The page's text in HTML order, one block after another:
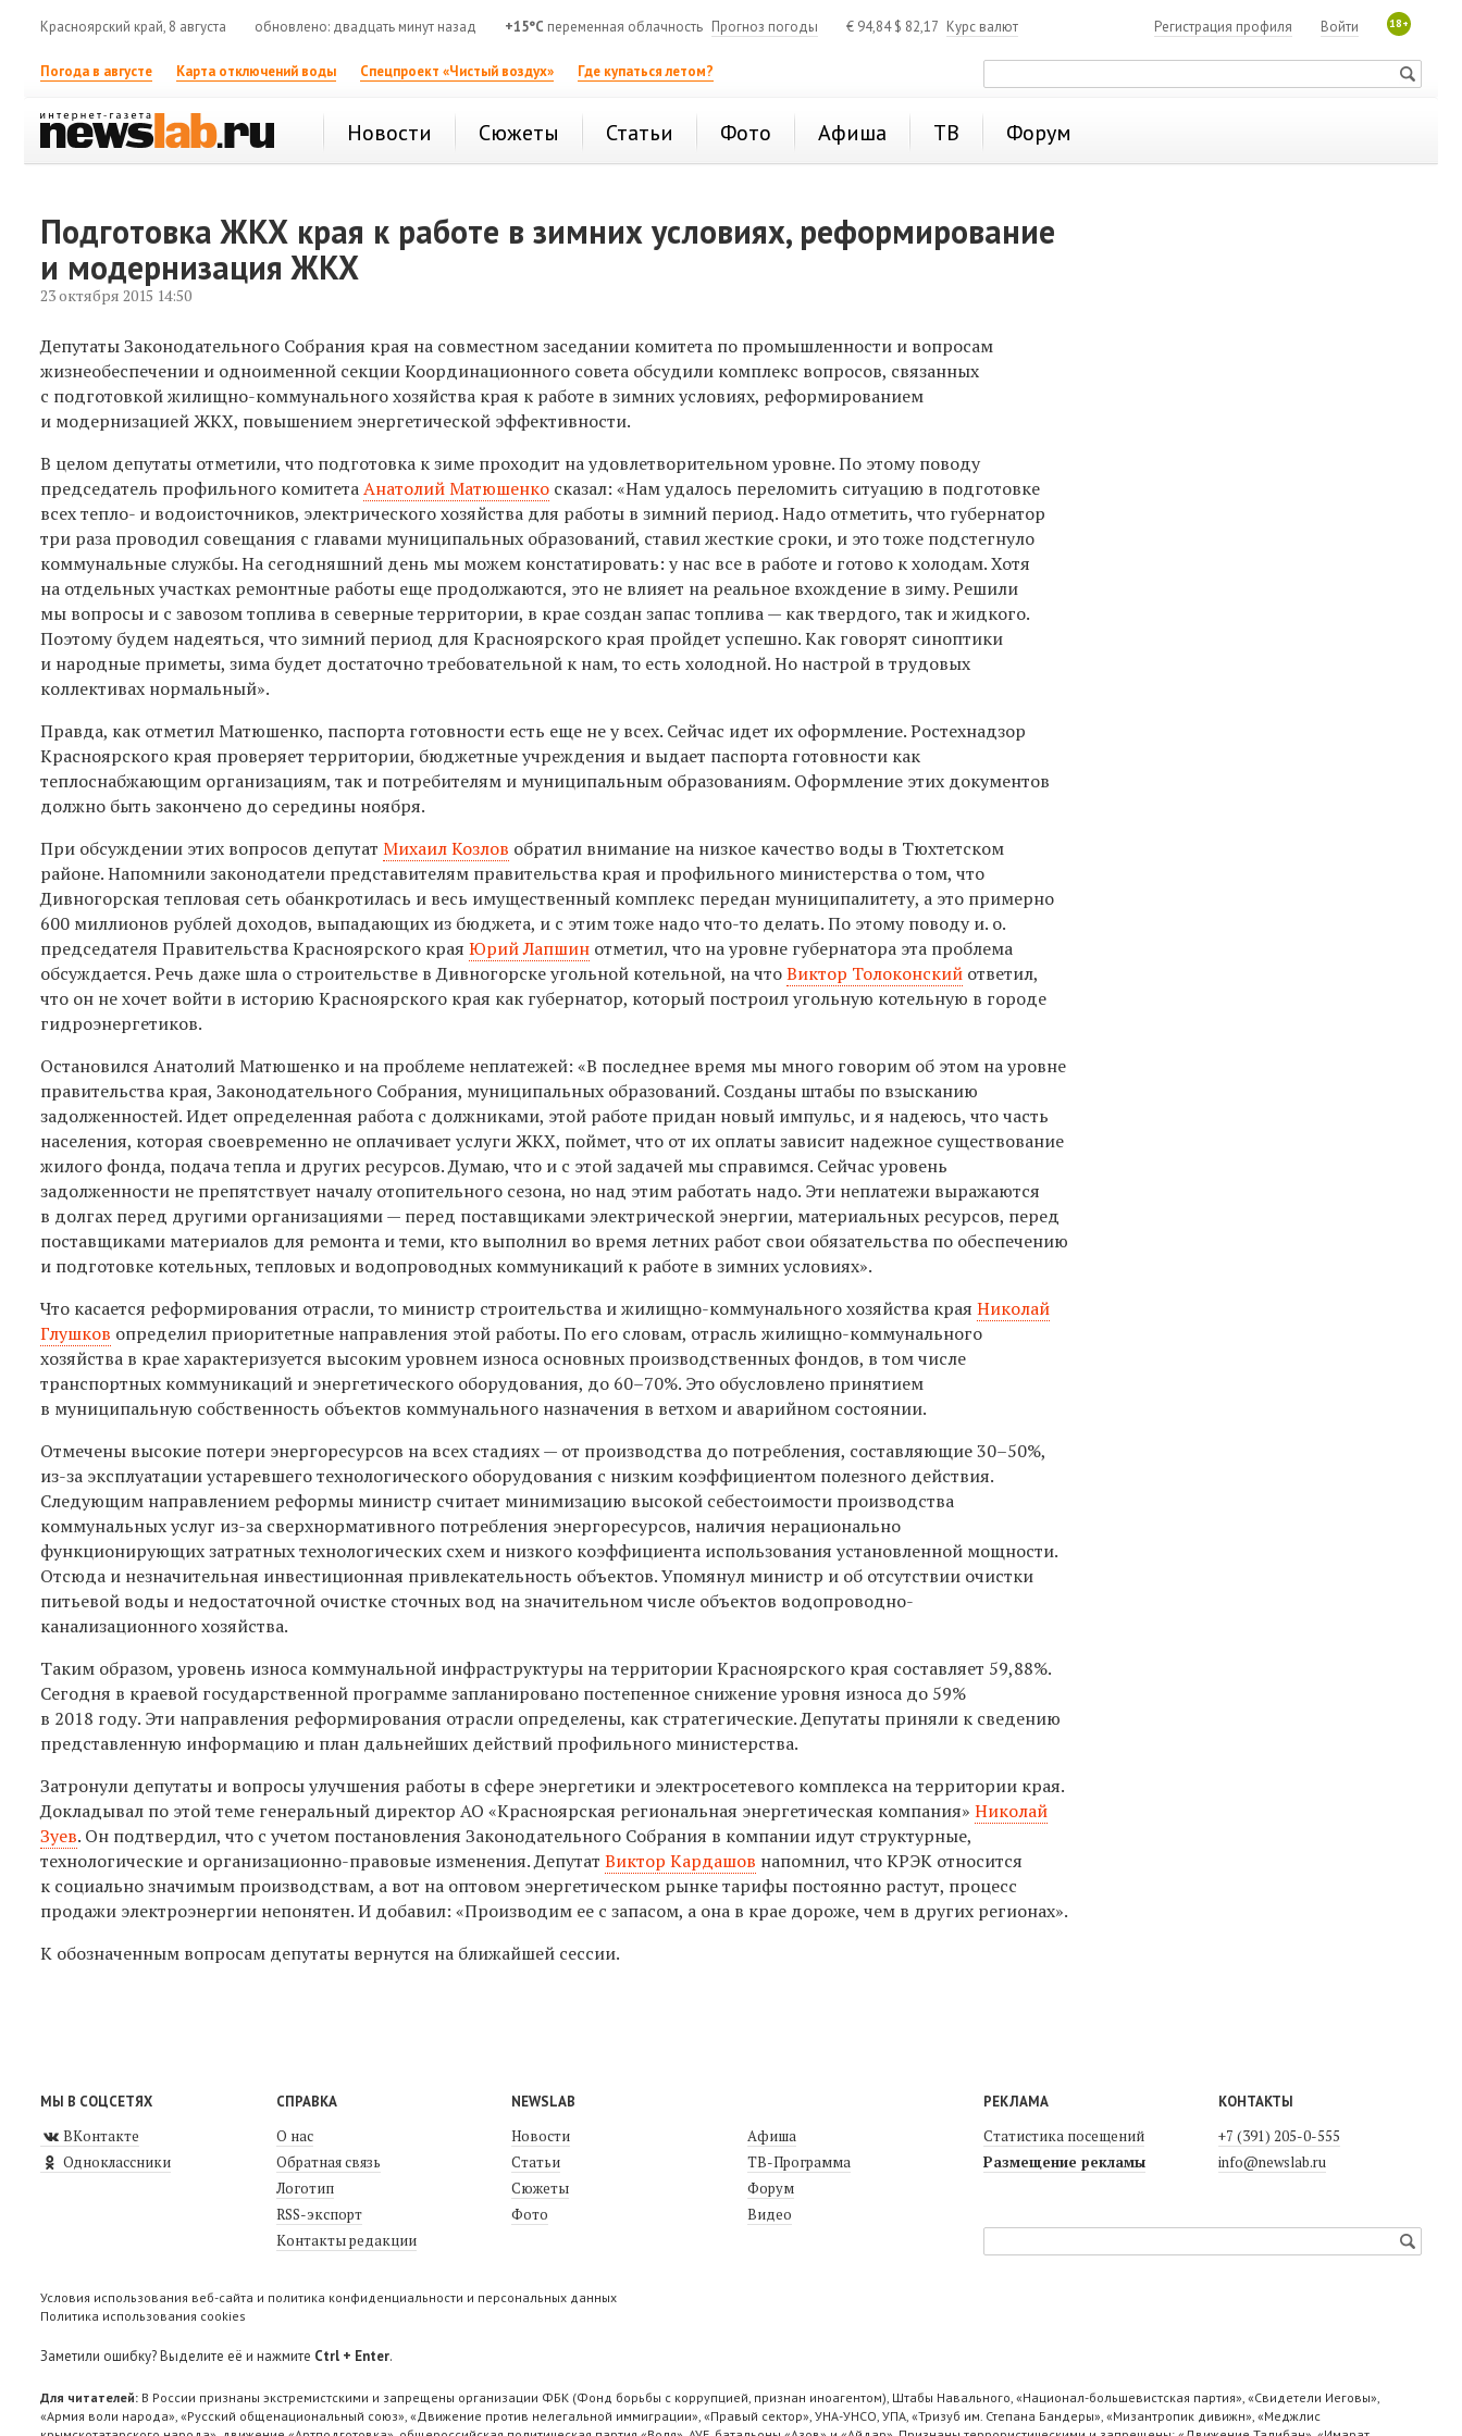
Красноярский край, 8 августа обновлено: двадцать минут назад +15°C переменная облачность Прогноз погоды € 94,84$ 82,17 Курс валют 18+
Войти
Регистрация профиля
Погода в августе Карта отключений воды Спецпроект «Чистый воздух» Где купаться летом?
Новости Сюжеты Статьи Фото Афиша ТВ Форум
Подготовка ЖКХ края к работе в зимних условиях, реформирование
и модернизация ЖКХ
23 октября 2015 14:50
Депутаты Законодательного Собрания края на совместном заседании комитета по промышленности и вопросам
жизнеобеспечении и одноименной секции Координационного совета обсудили комплекс вопросов, связанных
с подготовкой жилищно-коммунального хозяйства края к работе в зимних условиях, реформированием
и модернизацией ЖКХ, повышением энергетической эффективности.
В целом депутаты отметили, что подготовка к зиме проходит на удовлетворительном уровне. По этому поводу
председатель профильного комитетаАнатолий Матюшенко сказал: «Нам удалось переломить ситуацию в подготовке
всех тепло- и водоисточников, электрического хозяйства для работы в зимний период. Надо отметить, что губернатор
три раза проводил совещания с главами муниципальных образований, ставил жесткие сроки, и это тоже подстегнуло
коммунальные службы. На сегодняшний день мы можем констатировать: у нас все в работе и готово к холодам. Хотя
на отдельных участках ремонтные работы еще продолжаются, это не влияет на реальное вхождение в зиму. Решили
мы вопросы и с завозом топлива в северные территории, в крае создан запас топлива — как твердого, так и жидкого.
Поэтому будем надеяться, что зимний период для Красноярского края пройдет успешно. Как говорят синоптики
и народные приметы, зима будет достаточно требовательной к нам, то есть холодной. Но настрой в трудовых
коллективах нормальный».
Правда, как отметил Матюшенко, паспорта готовности есть еще не у всех. Сейчас идет их оформление. Ростехнадзор
Красноярского края проверяет территории, бюджетные учреждения и выдает паспорта готовности как
теплоснабжающим организациям, так и потребителям и муниципальным образованиям. Оформление этих документов
должно быть закончено до середины ноября.
При обсуждении этих вопросов депутат Михаил Козлов обратил внимание на низкое качество воды в Тюхтетском
районе. Напомнили законодатели представителям правительства края и профильного министерства о том, что
Дивногорская тепловая сеть обанкротилась и весь имущественный комплекс передан муниципалитету, а это примерно
600 миллионов рублей доходов, выпадающих из бюджета, и с этим тоже надо что-то делать. По этому поводу и. о.
председателя Правительства Красноярского края Юрий Лапшин отметил, что на уровне губернатора эта проблема
обсуждается. Речь даже шла о строительстве в Дивногорске угольной котельной, на чтоВиктор Толоконский ответил,
что он не хочет войти в историю Красноярского края как губернатор, который построил угольную котельную в городе
гидроэнергетиков.
Остановился Анатолий Матюшенко и на проблеме неплатежей: «В последнее время мы много говорим об этом на уровне
правительства края, Законодательного Собрания, муниципальных образований. Созданы штабы по взысканию
задолженностей. Идет определенная работа с должниками, этой работе придан новый импульс, и я надеюсь, что часть
населения, которая своевременно не оплачивает услуги ЖКХ, поймет, что от их оплаты зависит надежное существование
жилого фонда, подача тепла и других ресурсов. Думаю, что и с этой задачей мы справимся. Сейчас уровень
задолженности не препятствует началу отопительного сезона, но над этим работать надо. Эти неплатежи выражаются
в долгах перед другими организациями — перед поставщиками электрической энергии, материальных ресурсов, перед
поставщиками материалов для ремонта и теми, кто выполнил во время летних работ свои обязательства по обеспечению
и подготовке котельных, тепловых и водопроводных коммуникаций к работе в зимних условиях».
Что касается реформирования отрасли, то министр строительства и жилищно-коммунального хозяйства края Николай
Глушков определил приоритетные направления этой работы. По его словам, отрасль жилищно-коммунального
хозяйства в крае характеризуется высоким уровнем износа основных производственных фондов, в том числе
транспортных коммуникаций и энергетического оборудования, до 60–70%. Это обусловлено принятием
в муниципальную собственность объектов коммунального назначения в ветхом и аварийном состоянии.
Отмечены высокие потери энергоресурсов на всех стадиях — от производства до потребления, составляющие 30–50%,
из-за эксплуатации устаревшего технологического оборудования с низким коэффициентом полезного действия.
Следующим направлением реформы министр считает минимизацию высокой себестоимости производства
коммунальных услуг из-за сверхнормативного потребления энергоресурсов, наличия нерационально
функционирующих затратных технологических схем и низкого коэффициента использования установленной мощности.
Отсюда и незначительная инвестиционная привлекательность объектов. Упомянул министр и об отсутствии очистки
питьевой воды и недостаточной очистке сточных вод на значительном числе объектов водопроводно-
канализационного хозяйства.
Таким образом, уровень износа коммунальной инфраструктуры на территории Красноярского края составляет 59,88%.
Сегодня в краевой государственной программе запланировано постепенное снижение уровня износа до 59%
в 2018 году. Эти направления реформирования отрасли определены, как стратегические. Депутаты приняли к сведению
представленную информацию и план дальнейших действий профильного министерства.
Затронули депутаты и вопросы улучшения работы в сфере энергетики и электросетевого комплекса на территории края.
Докладывал по этой теме генеральный директор АО «Красноярская региональная энергетическая компания» Николай
Зуев. Он подтвердил, что с учетом постановления Законодательного Собрания в компании идут структурные,
технологические и организационно-правовые изменения. Депутат Виктор Кардашов напомнил, что КРЭК относится
к социально значимым производствам, а вот на оптовом энергетическом рынке тарифы постоянно растут, процесс
продажи электроэнергии непонятен. И добавил: «Производим ее с запасом, а она в крае дороже, чем в других регионах».
К обозначенным вопросам депутаты вернутся на ближайшей сессии.
МЫ В СОЦСЕТЯХ
ВКонтакте
Одноклассники
СПРАВКА
О нас
Обратная связь
Логотип
RSS-экспорт
Контакты редакции
NEWSLAB
Новости
Статьи
Сюжеты
Фото
Афиша
ТВ-Программа
Форум
Видео
РЕКЛАМА
Статистика посещений
Размещение рекламы
КОНТАКТЫ
+7 (391) 205-0-555
info@newslab.ru
Условия использования веб-сайта и политика конфиденциальности и персональных данных
Политика использования cookies
Заметили ошибку? Выделите её и нажмите Ctrl + Enter.
Для читателей: В России признаны экстремистскими и запрещены организации ФБК (Фонд борьбы с коррупцией, признан иноагентом), Штабы Навального, «Национал-большевистская партия», «Свидетели Иеговы»,
«Армия воли народа», «Русский общенациональный союз», «Движение против нелегальной иммиграции», «Правый сектор», УНА-УНСО, УПА, «Тризуб им. Степана Бандеры», «Мизантропик дивижн», «Меджлис